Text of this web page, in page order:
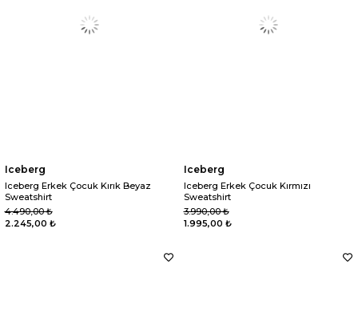
Iceberg
Iceberg Erkek Çocuk Kırık Beyaz
Sweatshirt
2.245,00 ₺
4.490,00 ₺
Iceberg
Iceberg Erkek Çocuk Kırmızı
Sweatshirt
1.995,00 ₺
3.990,00 ₺